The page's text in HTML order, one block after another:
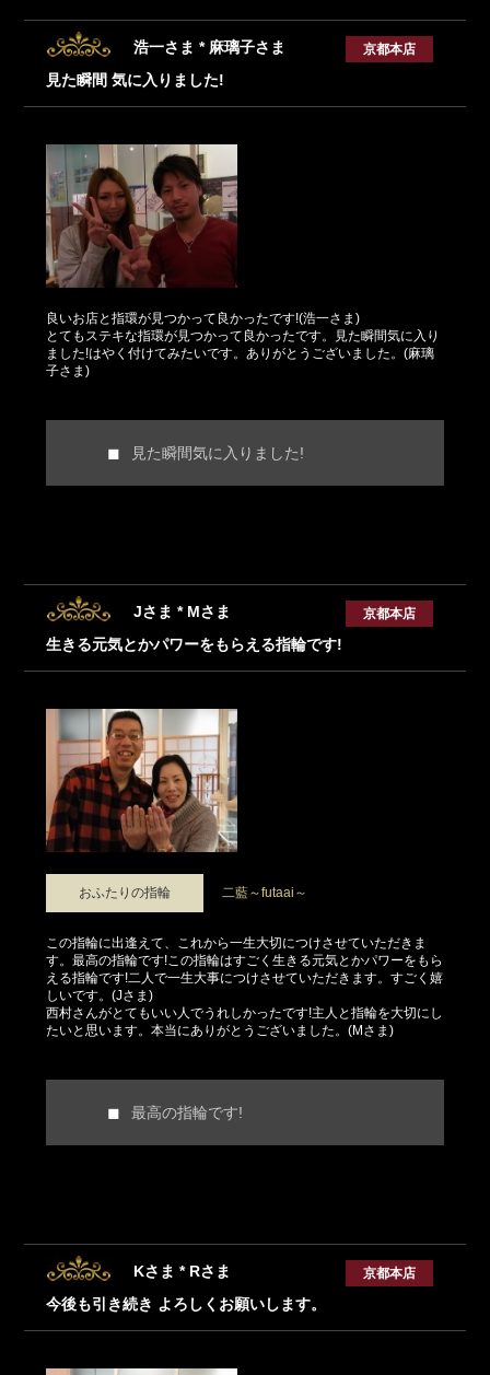
浩一さま * 麻璃子さま
見た瞬間 気に入りました!
京都本店
良いお店と指環が見つかって良かったです!(浩一さま)
とてもステキな指環が見つかって良かったです。見た瞬間気に入り
ました!はやく付けてみたいです。ありがとうございました。(麻璃
子さま)
見た瞬間気に入りました!
Jさま * Mさま
生きる元気とかパワーをもらえる指輪です!
京都本店
おふたりの指輪 二藍～futaai～
この指輪に出逢えて、これから一生大切につけさせていただきま
す。最高の指輪です!この指輪はすごく生きる元気とかパワーをもら
える指輪です!二人で一生大事につけさせていただきます。すごく嬉
しいです。(Jさま)
西村さんがとてもいい人でうれしかったです!主人と指輪を大切にし
たいと思います。本当にありがとうございました。(Mさま)
最高の指輪です!
Kさま * Rさま
今後も引き続き よろしくお願いします。
京都本店